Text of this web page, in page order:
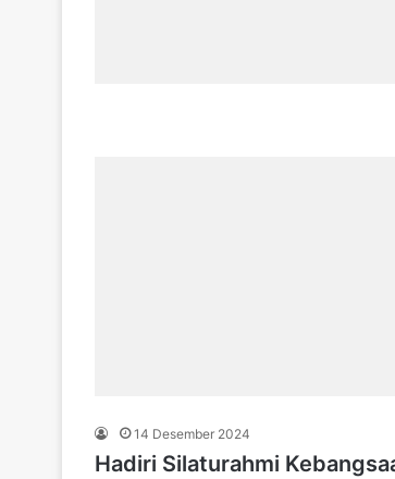
14 Desember 2024
Hadiri Silaturahmi